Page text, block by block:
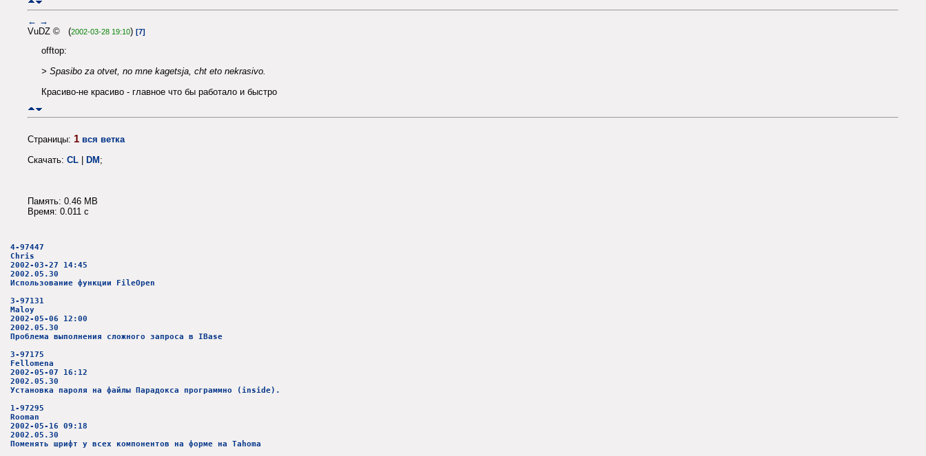
← →
VuDZ © (2002-03-28 19:10) [7]
offtop:
> Spasibo za otvet, no mne kagetsja, cht eto nekrasivo.
Красиво-не красиво - главное что бы работало и быстро
Страницы: 1 вся ветка
Скачать: CL | DM;
Память: 0.46 MB
Время: 0.011 c
4-97447
Chris
2002-03-27 14:45
2002.05.30
Использование функции FileOpen
3-97131
Maloy
2002-05-06 12:00
2002.05.30
Проблема выполнения сложного запроса в IBase
3-97175
Fellomena
2002-05-07 16:12
2002.05.30
Установка пароля на файлы Парадокса программно (inside).
1-97295
Rooman
2002-05-16 09:18
2002.05.30
Поменять шрифт у всех компонентов на форме на Tahoma